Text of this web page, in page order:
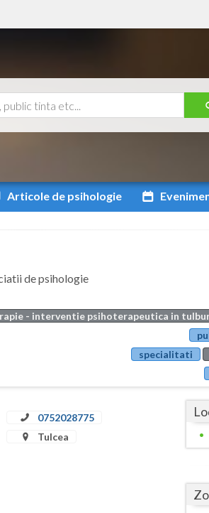
Articole de psihologie
de psihologie
- interventie psihoterapeutica in
specialitati
0752028775
Tulcea